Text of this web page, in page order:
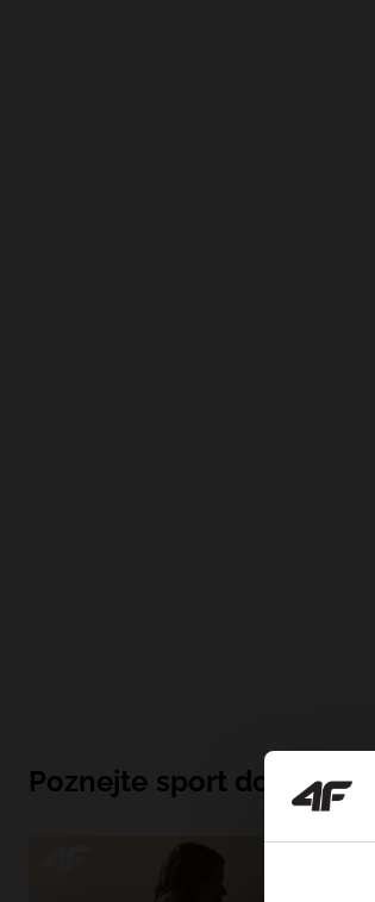
Poznejte sport do hloubky